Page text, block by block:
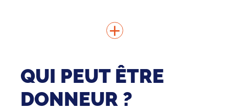
QUI PEUT ÊTRE
DONNEUR ?